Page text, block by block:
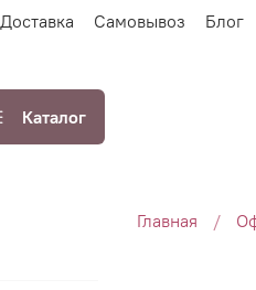
Доставка Самовывоз Блог
Каталог
Главная